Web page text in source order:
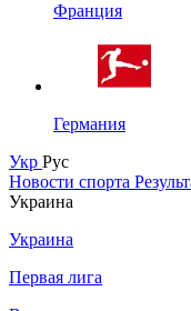
Франция
Германия
Укр Рус
Новости спорта
Украина
Украина
Первая лига